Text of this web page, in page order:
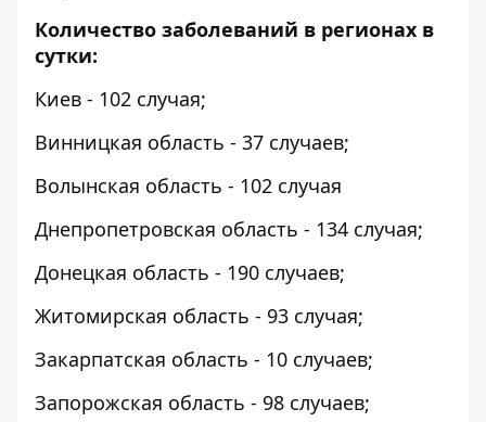
Количество заболеваний в регионах в
сутки:
Киев - 102 случая;
Винницкая область - 37 случаев;
Волынская область - 102 случая
Днепропетровская область - 134 случая;
Донецкая область - 190 случаев;
Житомирская область - 93 случая;
Закарпатская область - 10 случаев;
Запорожская область - 98 случаев;